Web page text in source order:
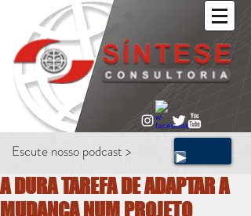
Escute nosso podcast >
A DURA TAREFA DE ADAPTAR A
MUDANÇA NUM PROJETO